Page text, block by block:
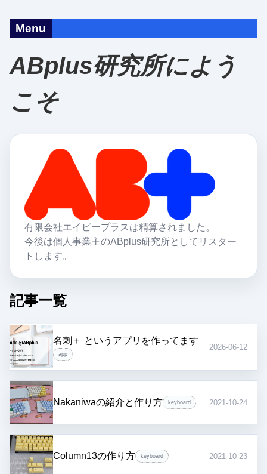
Menu
ABplus研究所によう
こそ
有限会社エイビープラスは精算されました。
今後は個人事業主のABplus研究所としてリスター
トします。
記事一覧
名刺＋ というアプリを作ってます
app
2026-06-12
Nakaniwaの紹介と作り方 keyboard 2021-10-24
Column13の作り方 keyboard 2021-10-23